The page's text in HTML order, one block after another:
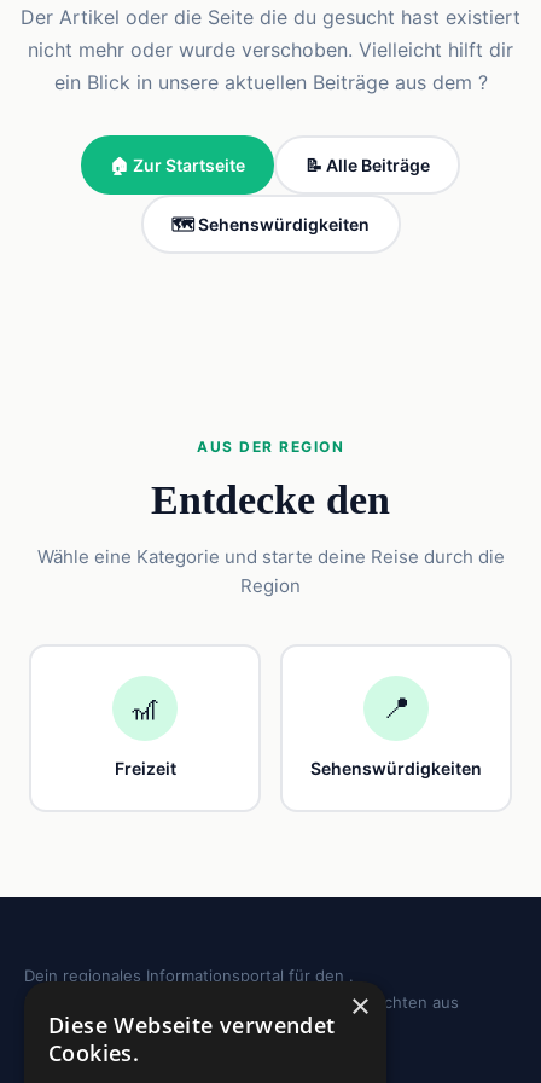
Der Artikel oder die Seite die du gesucht hast existiert
nicht mehr oder wurde verschoben. Vielleicht hilft dir
ein Blick in unsere aktuellen Beiträge aus dem ?
🏠 Zur Startseite 📝 Alle Beiträge
🗺️ Sehenswürdigkeiten
AUS DER REGION
Entdecke den
Wähle eine Kategorie und starte deine Reise durch die
Region
🎢
Freizeit
📍
Sehenswürdigkeiten
Dein regionales Informationsportal für den .
Sehenswürdigkeiten, Ausflugstipps und Geschichten aus
deiner Region.
×
Diese Webseite verwendet
Cookies.